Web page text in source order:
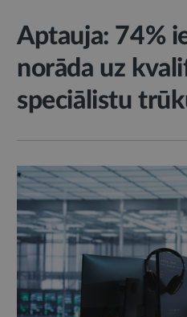
Aptauja: 74%
norāda uz
speciālistu